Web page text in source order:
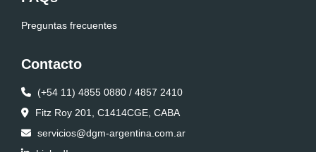
Preguntas frecuentes
Contacto
(+54 11) 4855 0880 / 4857 2410
Fitz Roy 201, C1414CGE, CABA
servicios@dgm-argentina.com.ar